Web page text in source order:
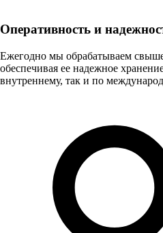
Оперативность и
Ежегодно мы обрабатываем
обеспечивая ее надежное
внутреннему, так и по